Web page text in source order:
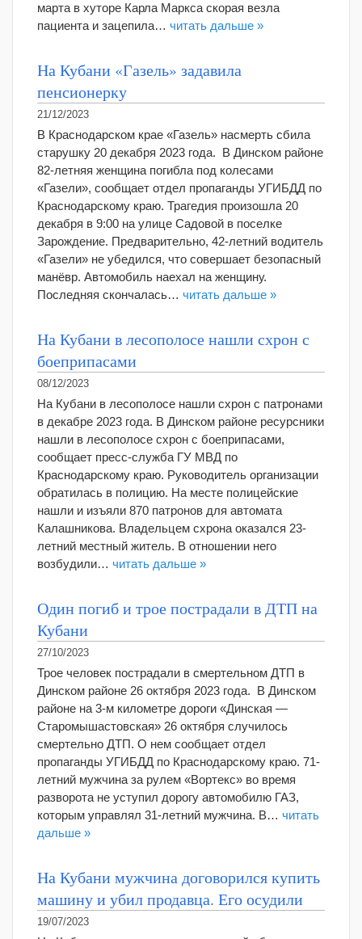
марта в хуторе Карла Маркса скорая везла
пациента и зацепила… читать дальше »
На Кубани «Газель» задавила
пенсионерку
21/12/2023
В Краснодарском крае «Газель» насмерть сбила
старушку 20 декабря 2023 года. В Динском районе
82-летняя женщина погибла под колесами
«Газели», сообщает отдел пропаганды УГИБДД по
Краснодарскому краю. Трагедия произошла 20
декабря в 9:00 на улице Садовой в поселке
Зарождение. Предварительно, 42-летний водитель
«Газели» не убедился, что совершает безопасный
манёвр. Автомобиль наехал на женщину.
Последняя скончалась… читать дальше »
На Кубани в лесополосе нашли схрон с
боеприпасами
08/12/2023
На Кубани в лесополосе нашли схрон с патронами
в декабре 2023 года. В Динском районе ресурсники
нашли в лесополосе схрон с боеприпасами,
сообщает пресс-служба ГУ МВД по
Краснодарскому краю. Руководитель организации
обратилась в полицию. На месте полицейские
нашли и изъяли 870 патронов для автомата
Калашникова. Владельцем схрона оказался 23-
летний местный житель. В отношении него
возбудили… читать дальше »
Один погиб и трое пострадали в ДТП на
Кубани
27/10/2023
Трое человек пострадали в смертельном ДТП в
Динском районе 26 октября 2023 года. В Динском
районе на 3-м километре дороги «Динская —
Старомышастовская» 26 октября случилось
смертельно ДТП. О нем сообщает отдел
пропаганды УГИБДД по Краснодарскому краю. 71-
летний мужчина за рулем «Вортекс» во время
разворота не уступил дорогу автомобилю ГАЗ,
которым управлял 31-летний мужчина. В… читать
дальше »
На Кубани мужчина договорился купить
машину и убил продавца. Его осудили
19/07/2023